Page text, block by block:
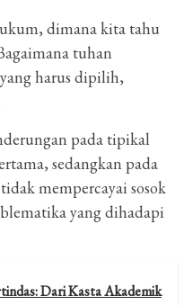
dimana kita tahu
tuhan
harus dipilih,
pada tipikal
sedangkan pada
mempercayai sosok
yang dihadapi
Dari Kasta Akademik